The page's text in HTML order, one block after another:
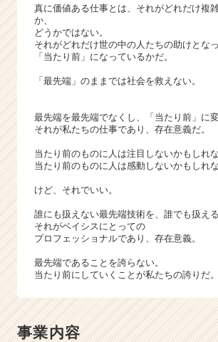
C
e
r）
真に価値ある仕事とは、それがどれだけ複
か、
どうかではない。
それがどれだけ世の中の人たちの助けとなっ
「当たり前」になっているかだ。
「最先端」のままでは社会を救えない。
最先端を最先端でなくし、「当たり前」に変
それが私たちの仕事であり、存在意義だ。
当たり前のものに人は注目しないかもしれな
当たり前のものに人は感動しないかもしれな
けど、それでいい。
誰にも扱えない最先端技術を、誰でも扱え
それがベイシスにとっての
プロフェッショナルであり、存在意義。
最先端であることを誇らない。
当たり前にしていくことが私たちの誇りだ。
事業内容